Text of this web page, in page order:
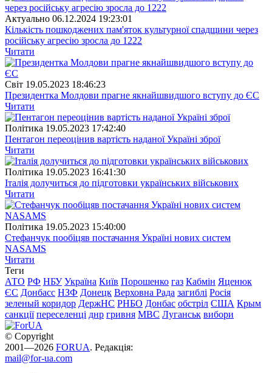
Актуально 06.12.2024 19:23:01
Кількість пошкоджених пам'яток культурної спадщини через
російську агресію зросла до 1222
Читати
Свiт 19.05.2023 18:46:23
Президентка Молдови прагне якнайшвидшого вступу до ЄС
Читати
Полiтика 19.05.2023 17:42:40
Пентагон переоцінив вартість наданої Україні зброї
Читати
Полiтика 19.05.2023 16:41:30
Італія долучиться до підготовки українських військових
Читати
Полiтика 19.05.2023 15:40:00
Стефанчук пообіцяв постачання Україні нових систем
NASAMS
Читати
Теги
АТО РФ НБУ Україна Київ Порошенко газ Кабмін Яценюк
ЄС Донбасс НЗФ Донецк Верховна Рада загиблі Росія
зеленый коридор ДержНС РНБО Донбас обстріл США Крым
санкції переселенці днр гривня МВС Луганськ вибори
© Copyright
2001—2026 FORUA. Редакція:
mail@for-ua.com